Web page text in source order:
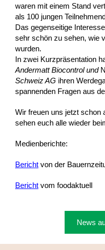
waren mit einem Stand
als 100 jungen
Das gegenseitige
sehr schön zu sehen, wie
wurden.
In zwei Kurzpräsentation
Andermatt Biocontrol und
Schweiz AG ihren
spannenden Fragen aus
Wir freuen uns jetzt schon
sehen euch alle wieder
Medienberichte:
Bericht von der
Bericht vom foodaktuell
News